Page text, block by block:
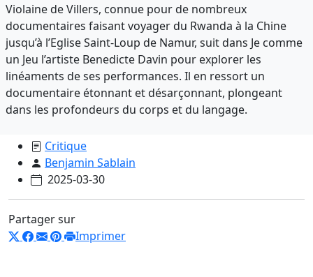
Violaine de Villers, connue pour de nombreux
documentaires faisant voyager du Rwanda à la Chine
jusqu’à l’Eglise Saint-Loup de Namur, suit dans Je comme
un Jeu l’artiste Benedicte Davin pour explorer les
linéaments de ses performances. Il en ressort un
documentaire étonnant et désarçonnant, plongeant
dans les profondeurs du corps et du langage.
Critique
Benjamin Sablain
2025-03-30
Partager sur
Imprimer